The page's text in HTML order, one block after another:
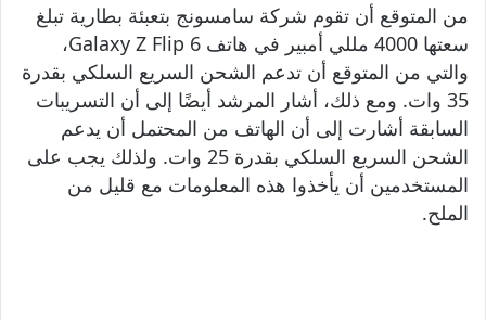
من المتوقع أن تقوم شركة سامسونج بتعبئة بطارية تبلغ
سعتها 4000 مللي أمبير في هاتف Galaxy Z Flip 6،
والتي من المتوقع أن تدعم الشحن السريع السلكي بقدرة
35 وات. ومع ذلك، أشار المرشد أيضًا إلى أن التسريبات
السابقة أشارت إلى أن الهاتف من المحتمل أن يدعم
الشحن السريع السلكي بقدرة 25 وات. ولذلك يجب على
المستخدمين أن يأخذوا هذه المعلومات مع قليل من
الملح.